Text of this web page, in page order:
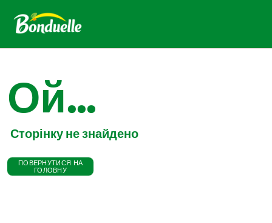
Ой...
Сторінку не знайдено
ПОВЕРНУТИСЯ НА
ГОЛОВНУ